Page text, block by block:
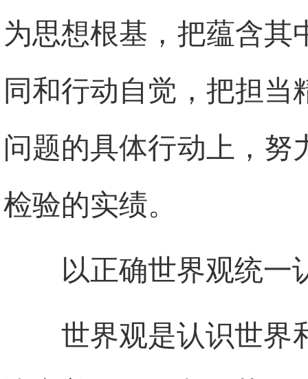
为思想根基，把蕴含其
同和行动自觉，把担
问题的具体行动上，努
检验的实绩。
以正确世界观统一
世界观是认识世界